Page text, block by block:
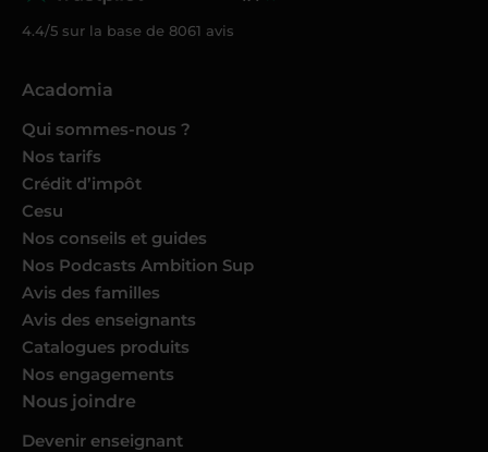
4.4/5 sur la base de 8061 avis
Acadomia
Qui sommes-nous ?
Nos tarifs
Crédit d’impôt
Cesu
Nos conseils et guides
Nos Podcasts Ambition Sup
Avis des familles
Avis des enseignants
Catalogues produits
Nos engagements
Nous joindre
Devenir enseignant